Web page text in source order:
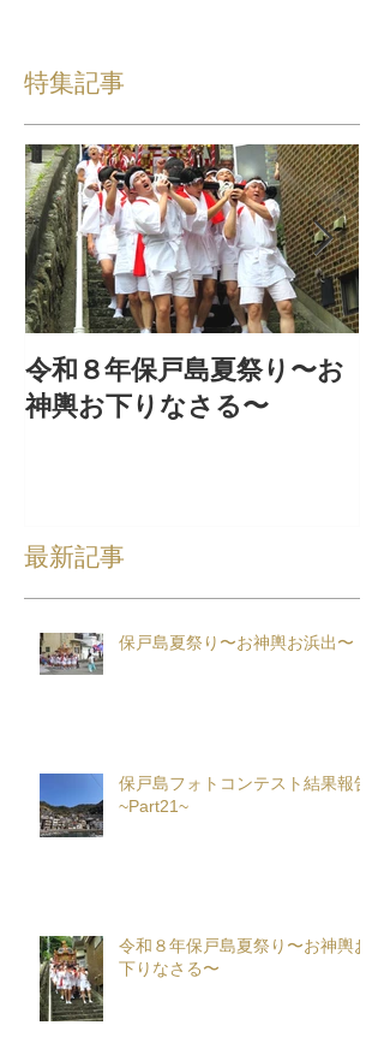
特集記事
令和８年保戸島夏祭り〜お
神輿お下りなさる〜
最新記事
保戸島夏祭り〜お神輿お浜出〜
保戸島フォトコンテスト結果報告
~Part21~
令和８年保戸島夏祭り〜お神輿お
下りなさる〜